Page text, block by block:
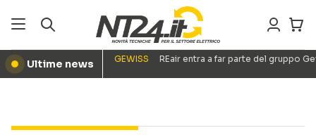
● Ultime news GEWISS REair entra a far parte del gruppo